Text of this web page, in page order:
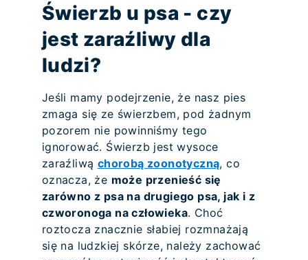
Świerzb u psa - czy
jest zaraźliwy dla
ludzi?
Jeśli mamy podejrzenie, że nasz pies
zmaga się ze świerzbem, pod żadnym
pozorem nie powinniśmy tego
ignorować. Świerzb jest wysoce
zaraźliwą chorobą zoonotyczną, co
oznacza, że może przenieść się
zarówno z psa na drugiego psa, jak i z
czworonoga na człowieka. Choć
roztocza znacznie słabiej rozmnażają
się na ludzkiej skórze, należy zachować